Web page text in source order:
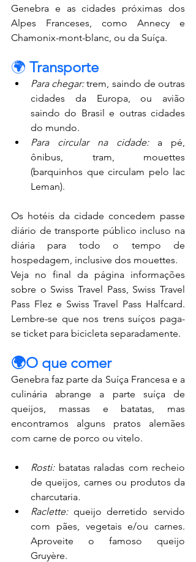
Genebra e as cidades próximas dos
Alpes Franceses, como Annecy e
Chamonix-mont-blanc, ou da Suíça.
🌍 Transporte
Para chegar: trem, saindo de outras
cidades da Europa, ou avião
saindo do Brasil e outras cidades
do mundo.
Para circular na cidade: a pé,
ônibus, tram, mouettes
(barquinhos que circulam pelo lac
Leman).
Os hotéis da cidade concedem passe
diário de transporte público incluso na
diária para todo o tempo de
hospedagem, inclusive dos mouettes.
Veja no final da página informações
sobre o Swiss Travel Pass, Swiss Travel
Pass Flez e Swiss Travel Pass Halfcard.
Lembre-se que nos trens suíços paga-
se ticket para bicicleta separadamente.
🌍O que comer
Genebra faz parte da Suíça Francesa e a
culinária abrange a parte suíça de
queijos, massas e batatas, mas
encontramos alguns pratos alemães
com carne de porco ou vitelo.
Rosti: batatas raladas com recheio
de queijos, carnes ou produtos da
charcutaria.
Raclette: queijo derretido servido
com pães, vegetais e/ou carnes.
Aproveite o famoso queijo
Gruyère.